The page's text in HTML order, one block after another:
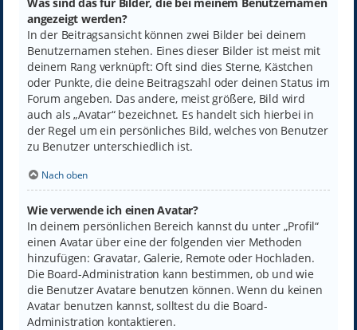
Was sind das für Bilder, die bei meinem Benutzernamen
angezeigt werden?
In der Beitragsansicht können zwei Bilder bei deinem
Benutzernamen stehen. Eines dieser Bilder ist meist mit
deinem Rang verknüpft: Oft sind dies Sterne, Kästchen
oder Punkte, die deine Beitragszahl oder deinen Status im
Forum angeben. Das andere, meist größere, Bild wird
auch als „Avatar“ bezeichnet. Es handelt sich hierbei in
der Regel um ein persönliches Bild, welches von Benutzer
zu Benutzer unterschiedlich ist.
Nach oben
Wie verwende ich einen Avatar?
In deinem persönlichen Bereich kannst du unter „Profil“
einen Avatar über eine der folgenden vier Methoden
hinzufügen: Gravatar, Galerie, Remote oder Hochladen.
Die Board-Administration kann bestimmen, ob und wie
die Benutzer Avatare benutzen können. Wenn du keinen
Avatar benutzen kannst, solltest du die Board-
Administration kontaktieren.